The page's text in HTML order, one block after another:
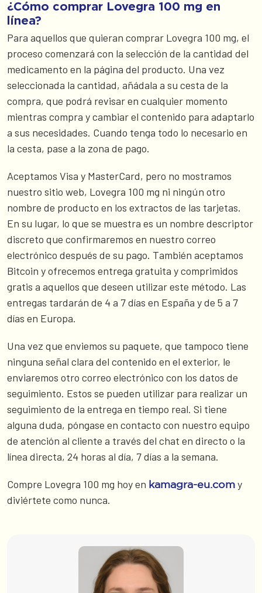
¿Cómo comprar Lovegra 100 mg en
línea?
Para aquellos que quieran comprar Lovegra 100 mg, el
proceso comenzará con la selección de la cantidad del
medicamento en la página del producto. Una vez
seleccionada la cantidad, añádala a su cesta de la
compra, que podrá revisar en cualquier momento
mientras compra y cambiar el contenido para adaptarlo
a sus necesidades. Cuando tenga todo lo necesario en
la cesta, pase a la zona de pago.
Aceptamos Visa y MasterCard, pero no mostramos
nuestro sitio web, Lovegra 100 mg ni ningún otro
nombre de producto en los extractos de las tarjetas.
En su lugar, lo que se muestra es un nombre descriptor
discreto que confirmaremos en nuestro correo
electrónico después de su pago. También aceptamos
Bitcoin y ofrecemos entrega gratuita y comprimidos
gratis a aquellos que deseen utilizar este método. Las
entregas tardarán de 4 a 7 días en España y de 5 a 7
días en Europa.
Una vez que enviemos su paquete, que tampoco tiene
ninguna señal clara del contenido en el exterior, le
enviaremos otro correo electrónico con los datos de
seguimiento. Estos se pueden utilizar para realizar un
seguimiento de la entrega en tiempo real. Si tiene
alguna duda, póngase en contacto con nuestro equipo
de atención al cliente a través del chat en directo o la
línea directa, 24 horas al día, 7 días a la semana.
Compre Lovegra 100 mg hoy en kamagra-eu.com y
diviértete como nunca.